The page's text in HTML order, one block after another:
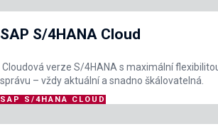
SAP S/4HANA Cloud
Cloudová verze S/4HANA s maximální
správu – vždy aktuální a snadno škálovatelná.
SAP S/4HANA CLOUD